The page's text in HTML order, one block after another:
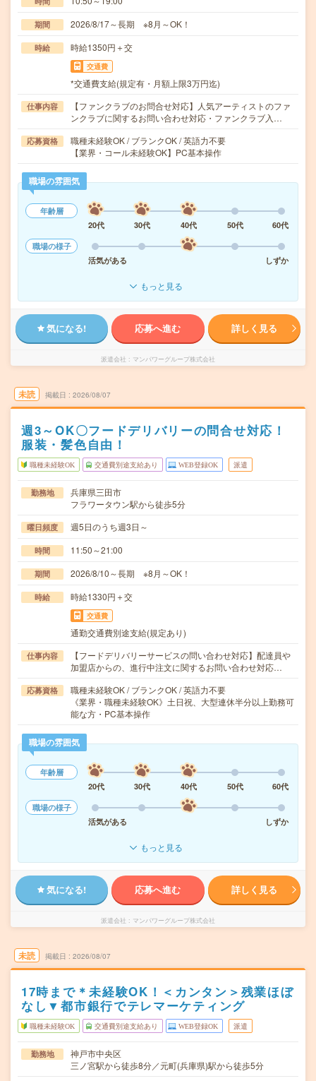
期間 2026/8/17～長期 ※8月～OK！
時給 時給1350円＋交
交通費
*交通費支給(規定有・月額上限3万円迄)
仕事内容
【ファンクラブのお問合せ対応】人気アーティストのファ
ンクラブに関するお問い合わせ対応・ファンクラブ入…
応募資格
職種未経験OK / ブランクOK / 英語力不要
【業界・コール未経験OK】PC基本操作
職場の雰囲気
年齢層
20代
30代 40代 50代
60代
職場の様子
活気がある
しずか
もっと見る
気になる! 応募へ進む 詳しく見る
派遣会社 マンパワーグループ株式会社
未読 掲載日 2026/08/07
週3～OK〇フードデリバリーの問合せ対応！
服装・髪色自由！
職種未経験OK 交通費別途支給あり WEB登録OK 派遣
勤務地
兵庫県三田市
フラワータウン駅から徒歩5分
曜日頻度 週5日のうち週3日～
時間 11:50～21:00
期間 2026/8/10～長期 ※8月～OK！
時給 時給1330円＋交
交通費
通勤交通費別途支給(規定あり)
仕事内容
【フードデリバリーサービスの問い合わせ対応】配達員や
加盟店からの、進行中注文に関するお問い合わせ対応…
応募資格
職種未経験OK / ブランクOK / 英語力不要
《業界・職種未経験OK》土日祝、大型連休半分以上勤務可
能な方・PC基本操作
職場の雰囲気
年齢層
20代
30代 40代 50代
60代
職場の様子
活気がある
しずか
もっと見る
気になる! 応募へ進む 詳しく見る
派遣会社 マンパワーグループ株式会社
未読 掲載日 2026/08/07
17時まで＊未経験OK！＜カンタン＞残業ほぼ
なし▼都市銀行でテレマーケティング
職種未経験OK 交通費別途支給あり WEB登録OK 派遣
勤務地
神戸市中央区
三ノ宮駅から徒歩8分／元町(兵庫県)駅から徒歩5分